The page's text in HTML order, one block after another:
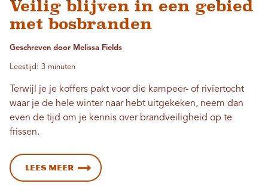
Veilig blijven in een gebied
met bosbranden
Geschreven door Melissa Fields
Leestijd: 3 minuten
Terwijl je je koffers pakt voor die kampeer- of riviertocht
waar je de hele winter naar hebt uitgekeken, neem dan
even de tijd om je kennis over brandveiligheid op te
frissen.
Lees meer